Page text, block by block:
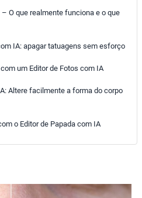
O que realmente funciona e o que
IA: apagar tatuagens sem esforço
um Editor de Fotos com IA
Altere facilmente a forma do corpo
o Editor de Papada com IA